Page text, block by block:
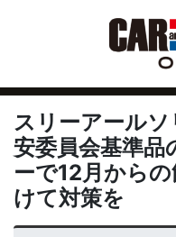
スリーアール
安委員会基準品
ーで12月から
けて対策を